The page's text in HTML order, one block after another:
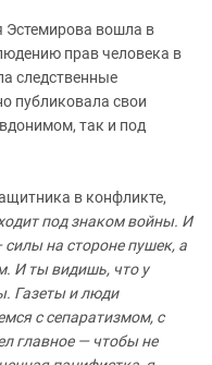
Эстемирова вошла в
прав человека в
следственные
публиковала свои
так и под
в конфликте,
под знаком войны. И
на стороне пушек, а
И ты видишь, что у
Газеты и люди
с сепаратизмом, с
главное — чтобы не